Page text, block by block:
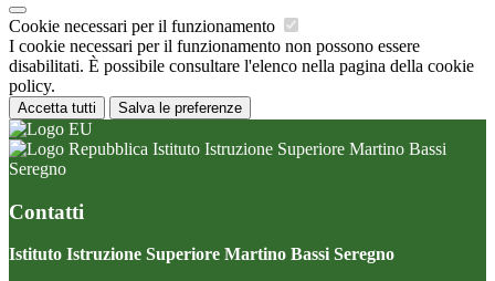
Cookie necessari per il funzionamento
I cookie necessari per il funzionamento non possono essere
disabilitati. È possibile consultare l'elenco nella pagina della cookie
policy.
Accetta tutti Salva le preferenze
Istituto Istruzione Superiore Martino Bassi
Seregno
Contatti
Istituto Istruzione Superiore Martino Bassi Seregno